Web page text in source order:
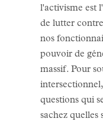
l'activisme est
de lutter
nos
pouvoir de
massif. Pour
questions qui
sachez quelles